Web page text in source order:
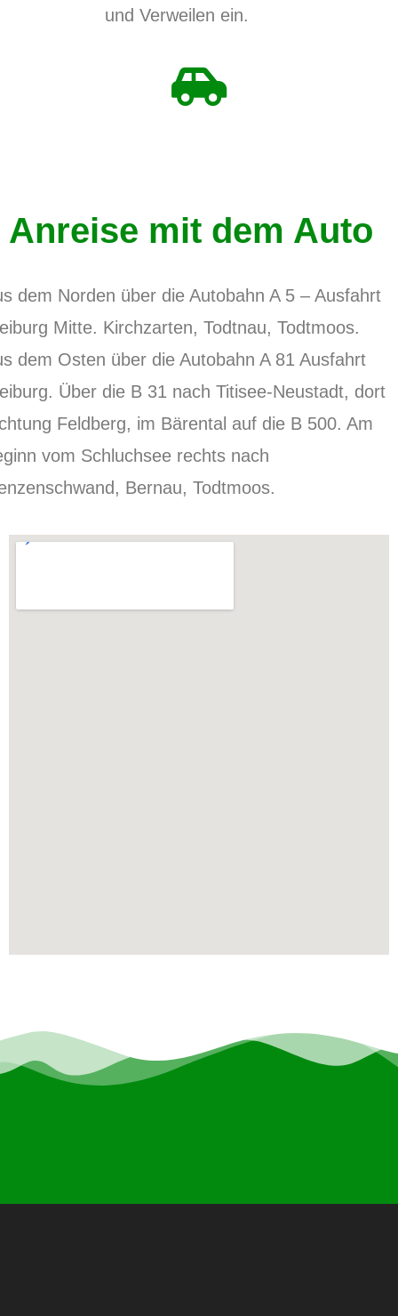
und Verweilen ein.
Anreise mit dem Auto
dem Norden über die Autobahn A 5 – Ausfahrt
Mitte. Kirchzarten, Todtnau, Todtmoos.
dem Osten über die Autobahn A 81 Ausfahrt
Über die B 31 nach Titisee-Neustadt, dort
Feldberg, im Bärental auf die B 500. Am
vom Schluchsee rechts nach
Bernau, Todtmoos.